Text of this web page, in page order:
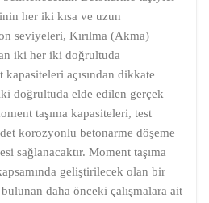
her iki kısa ve uzun
seviyeleri, Kırılma (Akma)
iki her iki doğrultuda
açısından dikkate
doğrultuda elde edilen gerçek
taşıma kapasiteleri, test
korozyonlu betonarme döşeme
sağlanacaktır. Moment taşıma
geliştirilecek olan bir
daha önceki çalışmalara ait